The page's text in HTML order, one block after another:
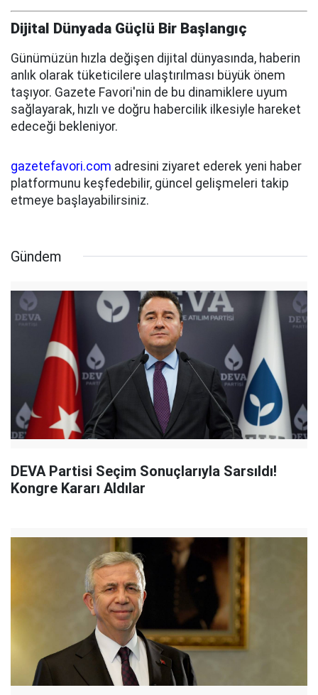
Dijital Dünyada Güçlü Bir Başlangıç
Günümüzün hızla değişen dijital dünyasında, haberin
anlık olarak tüketicilere ulaştırılması büyük önem
taşıyor. Gazete Favori'nin de bu dinamiklere uyum
sağlayarak, hızlı ve doğru habercilik ilkesiyle hareket
edeceği bekleniyor.
gazetefavori.com adresini ziyaret ederek yeni haber
platformunu keşfedebilir, güncel gelişmeleri takip
etmeye başlayabilirsiniz.
Gündem
DEVA Partisi Seçim Sonuçlarıyla Sarsıldı!
Kongre Kararı Aldılar